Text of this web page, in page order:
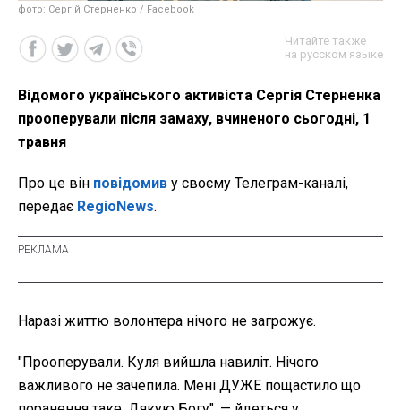
фото: Сергій Стерненко / Facebook
Читайте также
на русском языке
Відомого українського активіста Сергія Стерненка
прооперували після замаху, вчиненого сьогодні, 1
травня
Про це він повідомив у своєму Телеграм-каналі,
передає RegioNews.
Наразі життю волонтера нічого не загрожує.
"Прооперували. Куля вийшла навиліт. Нічого
важливого не зачепила. Мені ДУЖЕ пощастило що